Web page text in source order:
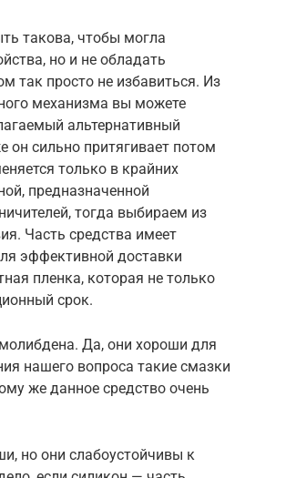
такова, чтобы могла
но и не обладать
так просто не избавиться. Из
механизма вы можете
альтернативный
сильно притягивает потом
только в крайних
предназначенной
тогда выбираем из
Часть средства имеет
эффективной доставки
пленка, которая не только
срок.
Да, они хороши для
нашего вопроса такие смазки
же данное средство очень
но они слабоустойчивы к